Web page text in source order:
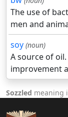
The use of
men and
soy (noun)
A source of
improvement
Sozzled meaning